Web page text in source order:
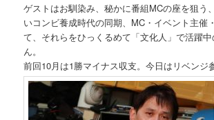
ゲストはお馴染み、秘かに番組MCの座を狙う
いコンビ養成時代の同期、MC・イベント主催
て、それらをひっくるめて「文化人」で活躍
ん。
前回10月は1勝マイナス収支。今日はリベンジ